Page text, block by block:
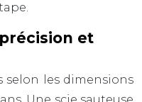
et
selon les dimensions